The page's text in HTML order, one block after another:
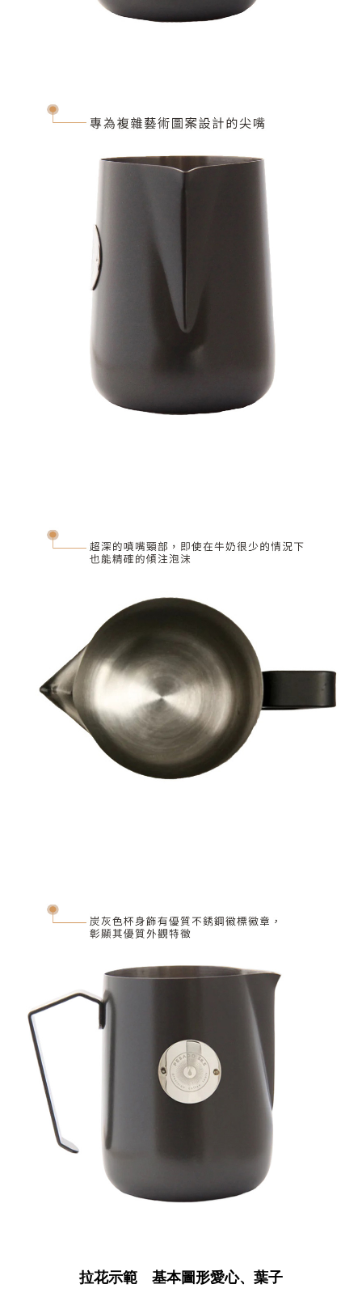
拉花示範 基本圖形愛心、葉子